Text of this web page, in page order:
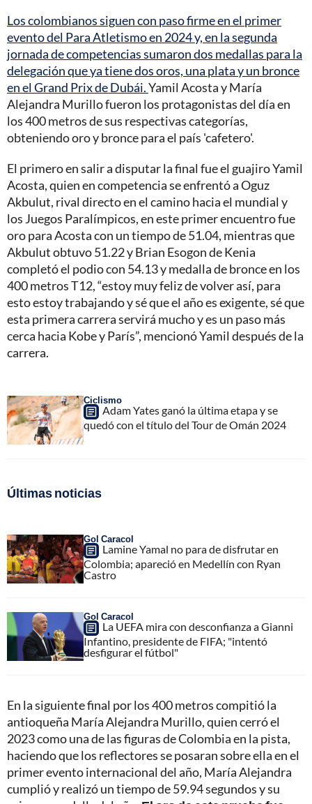
Los colombianos siguen con paso firme en el primer
evento del Para Atletismo en 2024 y, en la segunda
jornada de competencias sumaron dos medallas para la
delegación que ya tiene dos oros, una plata y un bronce
en el Grand Prix de Dubái.Yamil Acosta y María
Alejandra Murillo fueron los protagonistas del día en
los 400 metros de sus respectivas categorías,
obteniendo oro y bronce para el país 'cafetero'.
El primero en salir a disputar la final fue el guajiro Yamil
Acosta, quien en competencia se enfrentó a Oguz
Akbulut, rival directo en el camino hacia el mundial y
los Juegos Paralímpicos, en este primer encuentro fue
oro para Acosta con un tiempo de 51.04, mientras que
Akbulut obtuvo 51.22 y Brian Esogon de Kenia
completó el podio con 54.13 y medalla de bronce en los
400 metros T12, “estoy muy feliz de volver así, para
esto estoy trabajando y sé que el año es exigente, sé que
esta primera carrera servirá mucho y es un paso más
cerca hacia Kobe y París”, mencionó Yamil después de la
carrera.
Ciclismo
Adam Yates ganó la última etapa y se
quedó con el título del Tour de Omán 2024
Últimas noticias
Gol Caracol
Lamine Yamal no para de disfrutar en
Colombia; apareció en Medellín con Ryan
Castro
Gol Caracol
La UEFA mira con desconfianza a Gianni
Infantino, presidente de FIFA; "intentó
desfigurar el fútbol"
En la siguiente final por los 400 metros compitió la
antioqueña María Alejandra Murillo, quien cerró el
2023 como una de las figuras de Colombia en la pista,
haciendo que los reflectores se posaran sobre ella en el
primer evento internacional del año, María Alejandra
cumplió y realizó un tiempo de 59.94 segundos y su